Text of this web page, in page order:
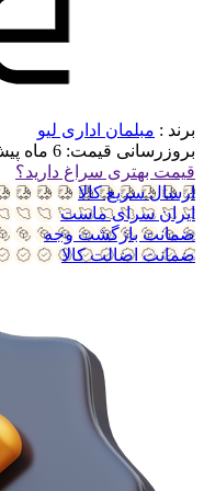
برند : مبلمان اداری لیو
بروزرسانی قیمت: 6 ماه پیش
قیمت بهتری سراغ دارید؟
ارسال سریع کالا
ایران سرای ماست
ضمانت بازگشت وجه
ضمانت اضالت کالا